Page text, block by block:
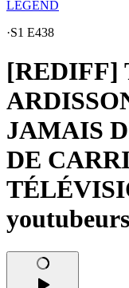
LEGEND
·S1 E438
[REDIFF]
JAMAIS
DE